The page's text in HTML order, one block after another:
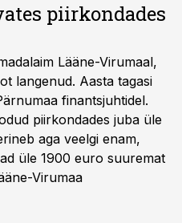
piirkondades
Lääne-Virumaal,
langenud. Aasta tagasi
finantsjuhtidel.
piirkondades juba üle
aga veelgi enam,
üle 1900 euro suuremat
Virumaa